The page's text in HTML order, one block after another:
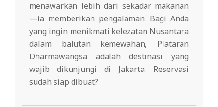
menawarkan lebih dari sekadar makanan
—ia memberikan pengalaman. Bagi Anda
yang ingin menikmati kelezatan Nusantara
dalam balutan kemewahan, Plataran
Dharmawangsa adalah destinasi yang
wajib dikunjungi di Jakarta. Reservasi
sudah siap dibuat?